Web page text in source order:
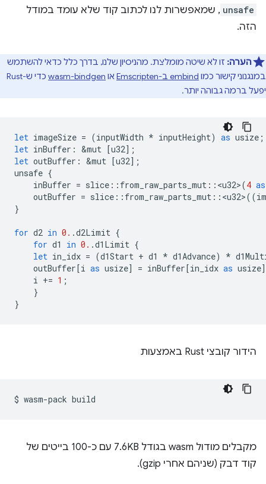
unsafe , שמאפשרות לנו לכתוב קוד שלא עומד במודל
הזה.
הערה: זו לא שיטה מומלצת. מהניסיון שלנו, בדרך כלל כדאי להשתמש
במנגנוני קישור כמו embind ב-Emscripten או wasm-bindgen
כדי ש-Rust
יפעל ברמה גבוהה יותר.
let imageSize = (inputWidth * inputHeight) as usize ;
let inBuffer : &mut [u32];
let outBuffer : &mut [u32];
unsafe {
inBuffer = slice :: from_raw_parts_mut :: <u32>(4 as
outBuffer = slice :: from_raw_parts_mut :: <u32>((
}
for d2 in 0. .d2Limit {
for d1 in 0. .d1Limit {
let in_idx = (d1Start + d1 * d1Advance) *
outBuffer[i as usize] = inBuffer[in_idx as usize
i += 1 ;
}
}
הידור קובצי Rust באמצעות
$ wasm-pack
מקבלים מודול wasm בגודל 7.6KB עם כ-100 בייטים של
קוד דבק (שניהם אחרי gzip).